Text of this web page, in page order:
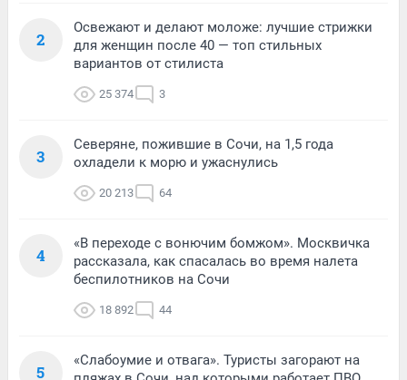
2
Освежают и делают моложе: лучшие стрижки
для женщин после 40 — топ стильных
вариантов от стилиста
25 374 3
3
Северяне, пожившие в Сочи, на 1,5 года
охладели к морю и ужаснулись
20 213 64
4
«В переходе с вонючим бомжом». Москвичка
рассказала, как спасалась во время налета
беспилотников на Сочи
18 892 44
5
«Слабоумие и отвага». Туристы загорают на